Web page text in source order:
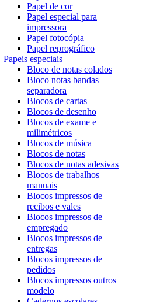
Papel de cor
Papel especial para
impressora
Papel fotocópia
Papel reprográfico
Papeis especiais
Bloco de notas colados
Bloco notas bandas
separadora
Blocos de cartas
Blocos de desenho
Blocos de exame e
milimétricos
Blocos de música
Blocos de notas
Blocos de notas adesivas
Blocos de trabalhos
manuais
Blocos impressos de
recibos e vales
Blocos impressos de
empregado
Blocos impressos de
entregas
Blocos impressos de
pedidos
Blocos impressos outros
modelo